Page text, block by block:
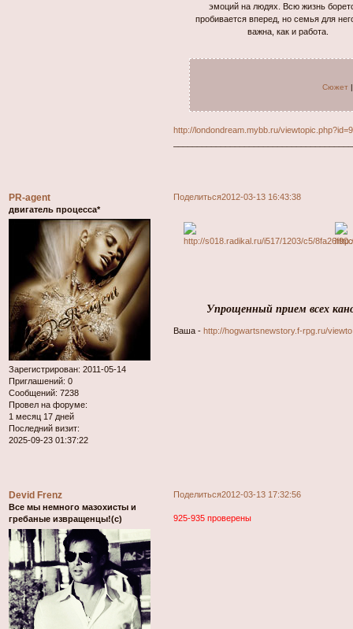
эмоций на людях. Всю жизнь
пробивается вперед, но семья для
важна, как и работа.
Сюжет
http://londondream.mybb.ru/
Поделиться2012-03-13 16:43:38
PR-agent
двигатель процесса*
Зарегистрирован: 2011-05-14
Приглашений: 0
Сообщений: 7238
Провел на форуме:
1 месяц 17 дней
Последний визит:
2025-09-23 01:37:22
Упрощенный прием всех
Ваша -http://hogwartsnewstory.f-rpg.ru/
Поделиться2012-03-13 17:32:56
Devid Frenz
Все мы немного мазохисты и
гребаные извращенцы!(с)
925-935 проверены